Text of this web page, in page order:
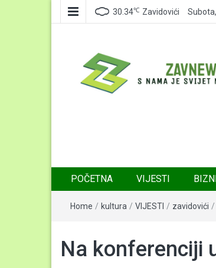
30.34℃ Zavidovići
POČETNA VIJESTI
Home / kultura / VIJESTI / zavidovići /
Na konferenciji